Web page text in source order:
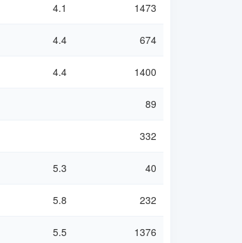
4.1 1473
4.4 674
4.4 1400
89
332
5.3 40
5.8 232
5.5 1376